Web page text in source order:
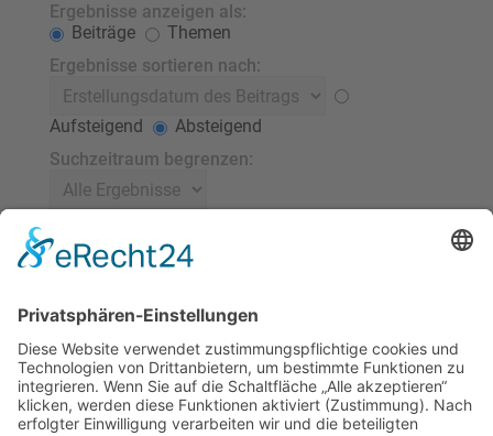
Ergebnisse anzeigen als:
Beiträge
Themen
Ergebnisse sortieren nach:
Aufsteigend
Absteigend
Suchzeitraum begrenzen:
Stelle 0 als Wert ein, damit der komplette Beitrag
angezeigt wird.